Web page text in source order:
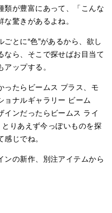
類が豊富にあって、「こんな
驚きがあるよね。
とに“色”があるから、欲し
なら、そこで探せばお目当て
ップする。
たらビームス プラス、モ
ョナルギャラリー ビーム
インだったらビームス ライ
りあえず今っぽいものを探
じでね。
の新作、別注アイテムから